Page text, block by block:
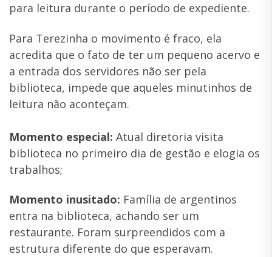
para leitura durante o período de expediente.
Para Terezinha o movimento é fraco, ela
acredita que o fato de ter um pequeno acervo e
a entrada dos servidores não ser pela
biblioteca, impede que aqueles minutinhos de
leitura não aconteçam.
Momento especial: Atual diretoria visita
biblioteca no primeiro dia de gestão e elogia os
trabalhos;
Momento inusitado: Família de argentinos
entra na biblioteca, achando ser um
restaurante. Foram surpreendidos com a
estrutura diferente do que esperavam.